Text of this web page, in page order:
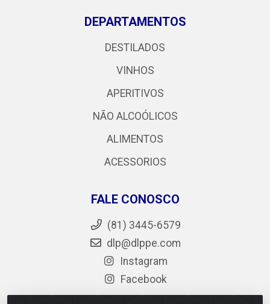
DEPARTAMENTOS
DESTILADOS
VINHOS
APERITIVOS
NÃO ALCOÓLICOS
ALIMENTOS
ACESSORIOS
FALE CONOSCO
(81) 3445-6579
dlp@dlppe.com
Instagram
Facebook